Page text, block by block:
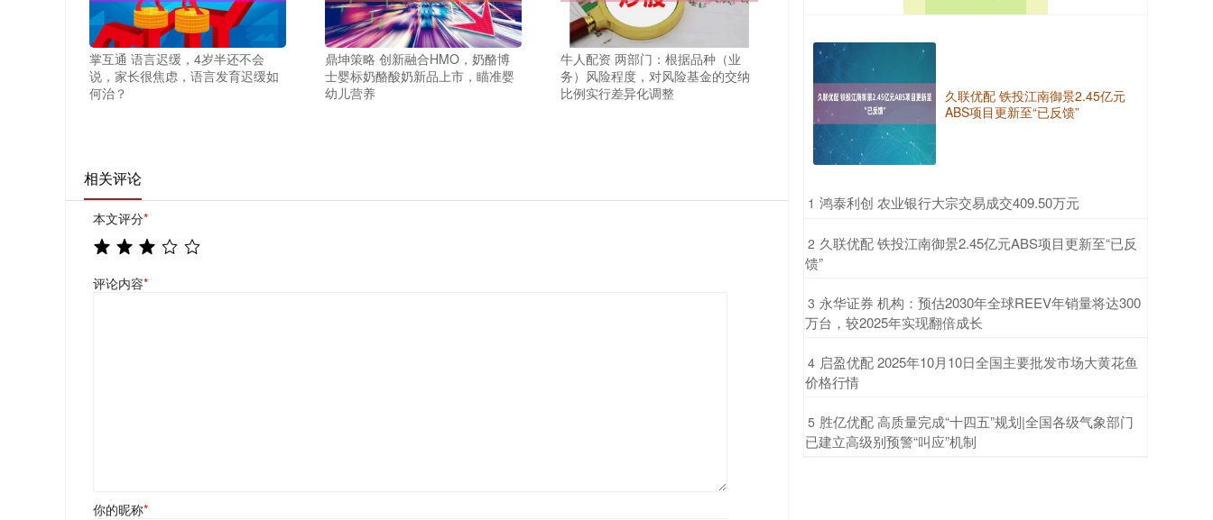
掌互通 语言迟缓，4岁半还不会
说，家长很焦虑，语言发育迟缓如
何治？
鼎坤策略 创新融合HMO，奶酪博
士婴标奶酪酸奶新品上市，瞄准婴
幼儿营养
牛人配资 两部门：根据品种（业
务）风险程度，对风险基金的交纳
比例实行差异化调整
相关评论
本文评分*
评论内容*
你的昵称*
久联优配 铁投江南御景2.45亿元
ABS项目更新至“已反馈”
1 ​鸿泰利创 农业银行大宗交易成交409.50万元
2 ​久联优配 铁投江南御景2.45亿元ABS项目更新至“已反
馈”
3 ​永华证券 机构：预估2030年全球REEV年销量将达300
万台，较2025年实现翻倍成长
4 ​启盈优配 2025年10月10日全国主要批发市场大黄花鱼
价格行情
5 ​胜亿优配 高质量完成“十四五”规划|全国各级气象部门
已建立高级别预警“叫应”机制